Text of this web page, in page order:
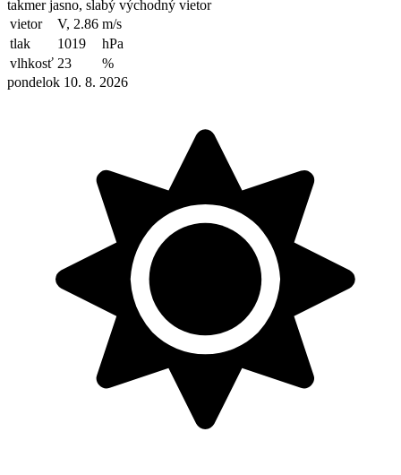
takmer jasno, slabý východný vietor
vietor
V, 2.86 m/s
tlak
1019
hPa
vlhkosť 23
%
pondelok 10. 8. 2026